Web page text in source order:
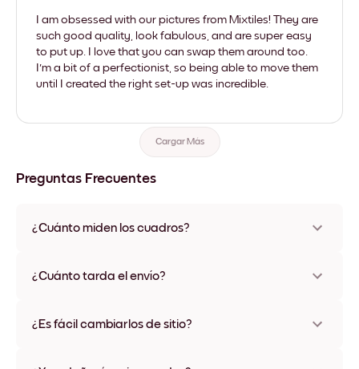
I am obsessed with our pictures from Mixtiles! They are
such good quality, look fabulous, and are super easy
to put up. I love that you can swap them around too.
I'm a bit of a perfectionist, so being able to move them
until I created the right set-up was incredible.
Cargar Más
Preguntas Frecuentes
¿Cuánto miden los cuadros?
varios materiales y colores de marco, incluidas opciones sin
¿Cuánto tarda el envío?
disponibles en algunos países. Te enviaremos un número de
¿Es fácil cambiarlos de sitio?